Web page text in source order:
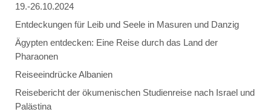
19.-26.10.2024
Entdeckungen für Leib und Seele in Masuren und Danzig
Ägypten entdecken: Eine Reise durch das Land der
Pharaonen
Reiseeindrücke Albanien
Reisebericht der ökumenischen Studienreise nach Israel und
Palästina